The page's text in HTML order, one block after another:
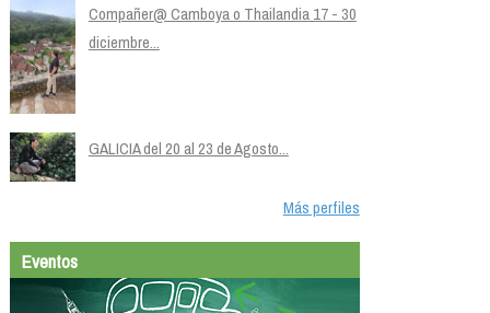
Compañer@ Camboya o Thailandia 17 - 30
diciembre...
GALICIA del 20 al 23 de Agosto...
Más perfiles
Eventos